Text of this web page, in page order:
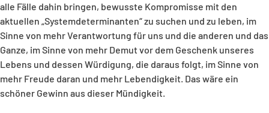
alle Fälle dahin bringen, bewusste Kompromisse mit den
aktuellen „Systemdeterminanten“ zu suchen und zu leben, im
Sinne von mehr Verantwortung für uns und die anderen und das
Ganze, im Sinne von mehr Demut vor dem Geschenk unseres
Lebens und dessen Würdigung, die daraus folgt, im Sinne von
mehr Freude daran und mehr Lebendigkeit. Das wäre ein
schöner Gewinn aus dieser Mündigkeit.